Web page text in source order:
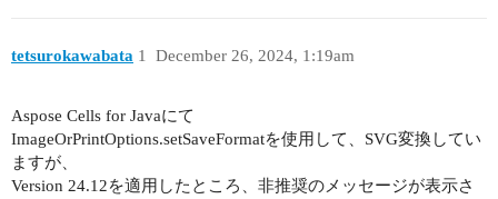
tetsurokawabata December 26, 2024, 1:19am
1
Aspose Cells for Javaにて
ImageOrPrintOptions.setSaveFormatを使用して、SVG変換してい
ますが、
Version 24.12を適用したところ、非推奨のメッセージが表示さ